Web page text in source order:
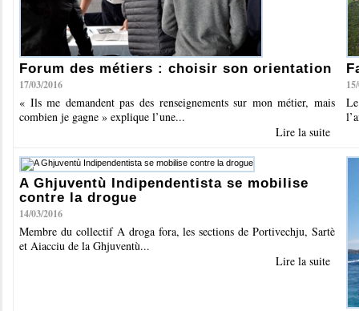
Forum des métiers : choisir son orientation
17/03/2016
« Ils me demandent pas des renseignements sur mon métier, mais
combien je gagne » explique l’une...
Lire la suite
A Ghjuventù Indipendentista se mobilise
contre la drogue
14/03/2016
Membre du collectif A droga fora, les sections de Portivechju, Sartè
et Aiacciu de la Ghjuventù...
Lire la suite